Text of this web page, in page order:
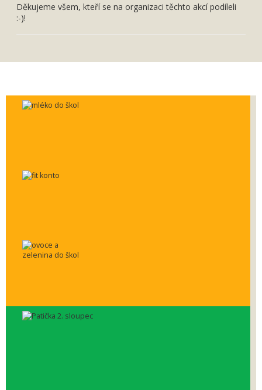
Děkujeme všem, kteří se na organizaci těchto akcí podíleli
:-)!